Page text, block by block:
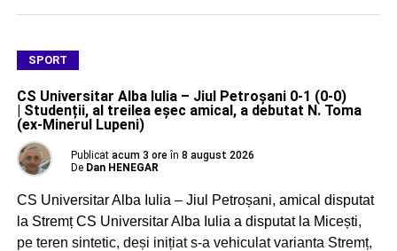
SPORT
CS Universitar Alba Iulia – Jiul Petroșani 0-1 (0-0)
| Studenții, al treilea eșec amical, a debutat N. Toma
(ex-Minerul Lupeni)
Publicat acum 3 ore în 8 august 2026
De Dan HENEGAR
CS Universitar Alba Iulia – Jiul Petroșani, amical disputat
la Stremț CS Universitar Alba Iulia a disputat la Micești,
pe teren sintetic, deși inițiat s-a vehiculat varianta Stremț,